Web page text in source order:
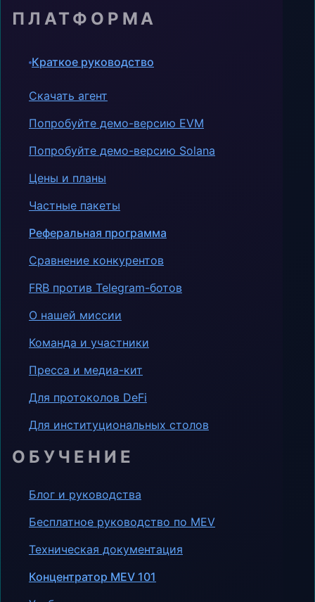
ПЛАТФОРМА
Краткое руководство
Скачать агент
Попробуйте демо-версию EVM
Попробуйте демо-версию Solana
Цены и планы
Частные пакеты
Реферальная программа
Сравнение конкурентов
FRB против Telegram-ботов
О нашей миссии
Команда и участники
Пресса и медиа-кит
Для протоколов DeFi
Для институциональных столов
ОБУЧЕНИЕ
Блог и руководства
Бесплатное руководство по MEV
Техническая документация
Концентратор MEV 101